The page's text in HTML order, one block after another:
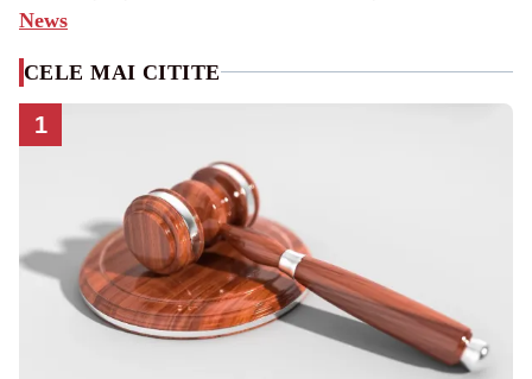
News
CELE MAI CITITE
1